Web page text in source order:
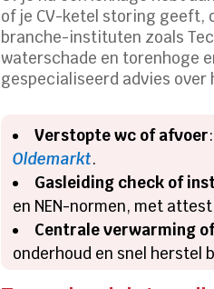
of je CV-ketel storing geeft,
branche-instituten zoals
waterschade en torenhoge
gespecialiseerd advies
Verstopte wc of afvoer
Oldemarkt.
Gasleiding check of
en NEN-normen, met
Centrale verwarming
onderhoud en snel herstel